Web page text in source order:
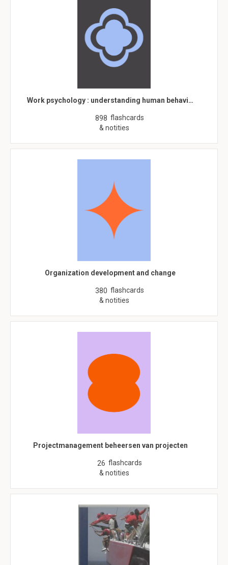
Work psychology : understanding human behavi…
898 flashcards
& notities
Organization development and change
380 flashcards
& notities
Projectmanagement beheersen van projecten
26 flashcards
& notities